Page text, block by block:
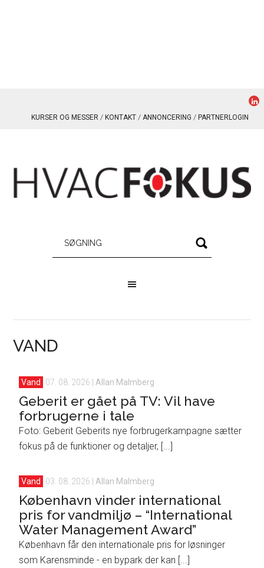
KURSER OG MESSER KONTAKT ANNONCERING PARTNERLOGIN
VAND
Vand 07. 08. 2026 Allan Malmberg
Geberit er gået på TV: Vil have
forbrugerne i tale
Foto: Geberit Geberits nye forbrugerkampagne sætter
fokus på de funktioner og detaljer, [...]
Vand 03. 08. 2026 Allan Malmberg
København vinder international
pris for vandmiljø – “International
Water Management Award”
København får den internationale pris for løsninger
som Karensminde - en bypark der kan [...]